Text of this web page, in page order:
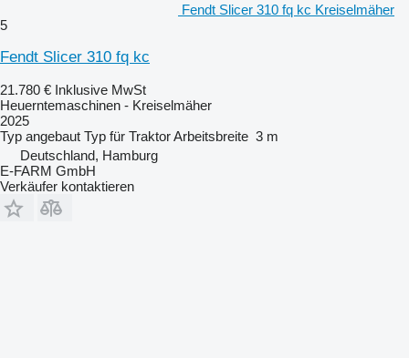
Fendt Slicer 310 fq kc Kreiselmäher
5
Fendt Slicer 310 fq kc
21.780 € Inklusive MwSt
Heuerntemaschinen - Kreiselmäher
2025
Typ angebaut Typ für TraktorArbeitsbreite 3 m
Deutschland, Hamburg
E-FARM GmbH
Verkäufer kontaktieren